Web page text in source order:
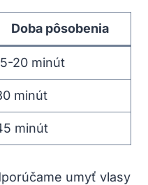
Doba pôsobenia
20 minút
minút
minút
umyť vlasy